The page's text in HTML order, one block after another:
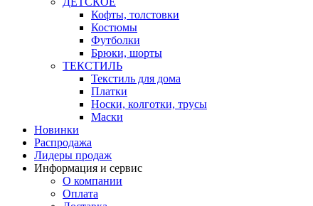
Кофты, толстовки
Костюмы
Футболки
Брюки, шорты
ТЕКСТИЛЬ
Текстиль для дома
Платки
Носки, колготки, трусы
Маски
Новинки
Распродажа
Лидеры продаж
Информация и сервис
О компании
Оплата